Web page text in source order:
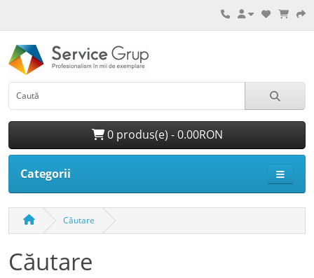
0 produs(e) - 0.00RON
Categorii
Căutare
Căutare